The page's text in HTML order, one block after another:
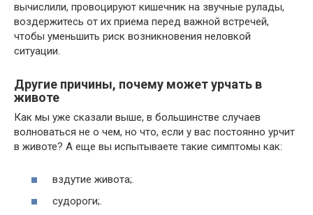
вычислили, провоцируют кишечник на звучные рулады,
воздержитесь от их приема перед важной встречей,
чтобы уменьшить риск возникновения неловкой
ситуации.
Другие причины, почему может урчать в
животе
Как мы уже сказали выше, в большинстве случаев
волноваться не о чем, но что, если у вас постоянно урчит
в животе? А еще вы испытываете такие симптомы как:
вздутие живота;.
судороги;.